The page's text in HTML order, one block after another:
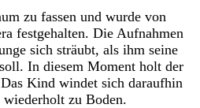
zu fassen und wurde von
festgehalten. Die Aufnahmen
sich sträubt, als ihm seine
In diesem Moment holt der
Kind windet sich daraufhin
zu Boden.